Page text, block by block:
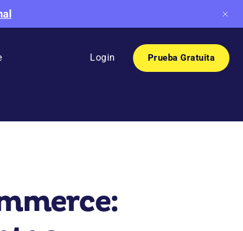
Login Prueba Gratuita